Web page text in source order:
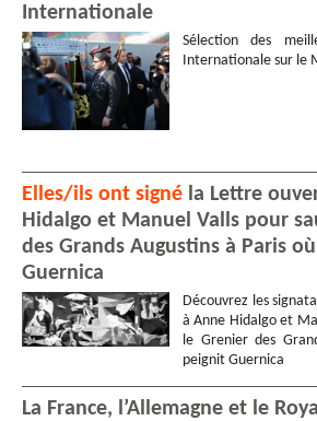
Internationale
Sélection des
Internationale sur le
Elles/ils ont signé la Lettre
Hidalgo et Manuel Valls pour
des Grands Augustins à Paris
Guernica
Découvrez les
à Anne Hidalgo et
le Grenier des
peignit Guernica
La France, l’Allemagne et le